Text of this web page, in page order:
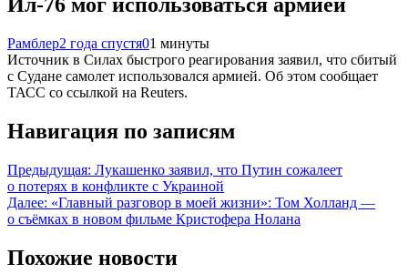
Рамблер2 года спустя01 минуты
Источник в Силах быстрого реагирования заявил, что сбитый
с Судане самолет использовался армией. Об этом сообщает
ТАСС со ссылкой на Reuters.
Навигация по записям
Предыдущая: Лукашенко заявил, что Путин сожалеет
о потерях в конфликте с Украиной
Далее: «Главный разговор в моей жизни»: Том Холланд —
о съёмках в новом фильме Кристофера Нолана
Похожие новости